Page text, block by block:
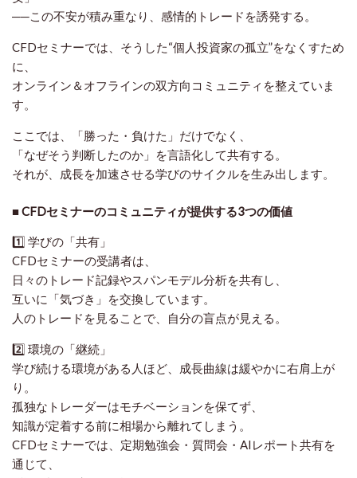
──この不安が積み重なり、感情的トレードを誘発する。
CFDセミナーでは、そうした“個人投資家の孤立”をなくすため
に、
オンライン＆オフラインの双方向コミュニティ を整えていま
す。
ここでは、「勝った・負けた」だけでなく、
「なぜそう判断したのか」を言語化して共有する。
それが、成長を加速させる学びのサイクルを生み出します。
■ CFDセミナーのコミュニティが提供する3つの価値
1️⃣ 学びの「共有」
CFDセミナーの受講者は、
日々のトレード記録やスパンモデル分析を共有し、
互いに「気づき」を交換しています。
人のトレードを見ることで、
自分の盲点が見える 。
2️⃣ 環境の「継続」
学び続ける環境がある人ほど、成長曲線は緩やかに右肩上が
り。
孤独なトレーダーはモチベーションを保てず、
知識が定着する前に相場から離れてしまう。
CFDセミナーでは、定期勉強会・質問会・AIレポート共有を
通じて、